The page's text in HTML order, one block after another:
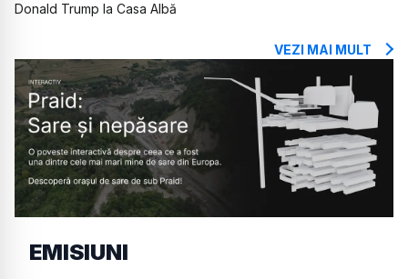
Donald Trump la Casa Albă
VEZI MAI MULT
EMISIUNI